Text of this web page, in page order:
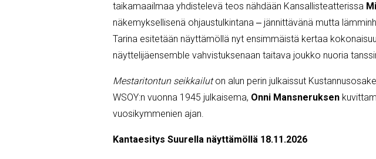
taikamaailmaa yhdistelevä teos nähdään Kansallisteatterissa
näkemyksellisenä ohjaustulkintana ‒ jännittävänä mutta
Tarina esitetään näyttämöllä nyt ensimmäistä kertaa
näyttelijäensemble vahvistuksenaan taitava joukko nuoria
Mestaritontun seikkailuton alun perin julkaissut
WSOY:n vuonna 1945 julkaisema, Onni Mansneruksen
vuosikymmenien ajan.
Kantaesitys Suurella näyttämöllä 18.11.2026